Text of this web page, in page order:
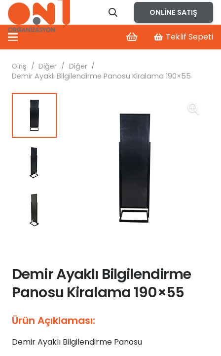
ONLINE SATIŞ
Teklif Sepeti
Giriş / Diğer / Diğer /
Demir Ayaklı Bilgilendirme Panosu Kiralama 190×55
Demir Ayaklı Bilgilendirme
Panosu Kiralama 190×55
Ürün Açıklaması:
Demir Ayaklı Bilgilendirme Panosu